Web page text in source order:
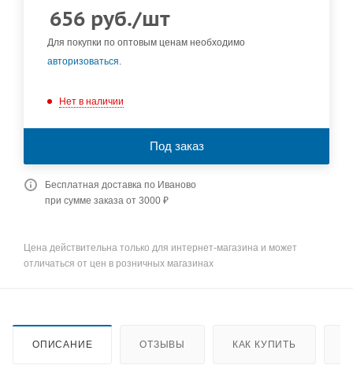
656 руб./шт
Для покупки по оптовым ценам необходимо
авторизоваться.
Нет в наличии
Под заказ
Бесплатная доставка по Иваново
при сумме заказа от 3000 ₽
Цена действительна только для интернет-магазина и может
отличаться от цен в розничных магазинах
ОПИСАНИЕ ОТЗЫВЫ КАК КУПИТЬ